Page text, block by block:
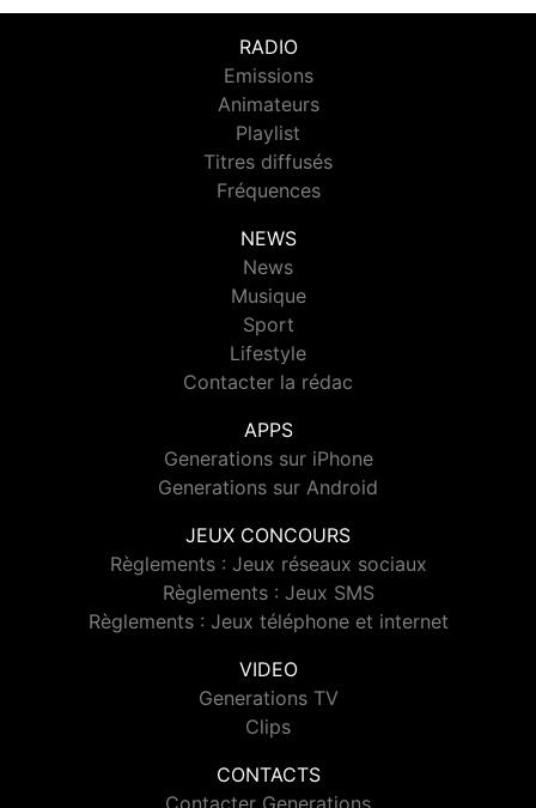
RADIO
Emissions
Animateurs
Playlist
Titres diffusés
Fréquences
NEWS
News
Musique
Sport
Lifestyle
Contacter la rédac
APPS
Generations sur iPhone
Generations sur Android
JEUX CONCOURS
Règlements : Jeux réseaux sociaux
Règlements : Jeux SMS
Règlements : Jeux téléphone et internet
VIDEO
Generations TV
Clips
CONTACTS